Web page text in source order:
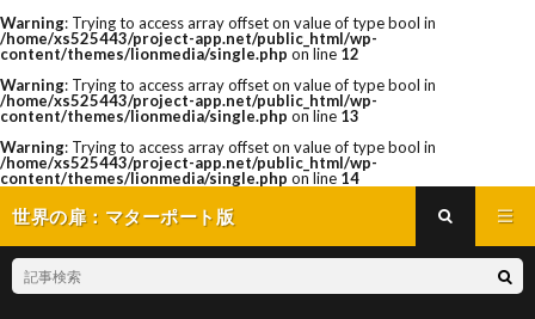
Warning: Trying to access array offset on value of type bool in
/home/xs525443/project-app.net/public_html/wp-
content/themes/lionmedia/single.php on line 12
Warning: Trying to access array offset on value of type bool in
/home/xs525443/project-app.net/public_html/wp-
content/themes/lionmedia/single.php on line 13
Warning: Trying to access array offset on value of type bool in
/home/xs525443/project-app.net/public_html/wp-
content/themes/lionmedia/single.php on line 14
世界の扉：マターポート版